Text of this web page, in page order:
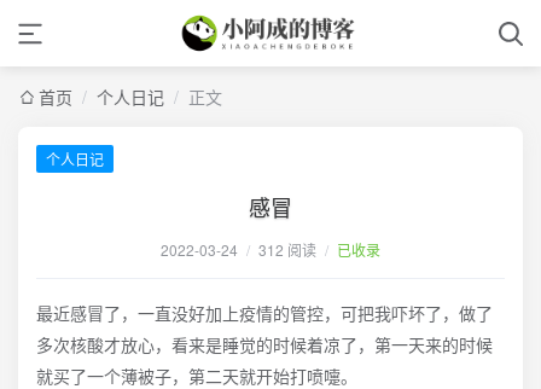
首页 / 个人日记 / 正文
个人日记
感冒
2022-03-24 / 312 阅读 / 已收录
最近感冒了，一直没好加上疫情的管控，可把我吓坏了，做了
多次核酸才放心，看来是睡觉的时候着凉了，第一天来的时候
就买了一个薄被子，第二天就开始打喷嚏。